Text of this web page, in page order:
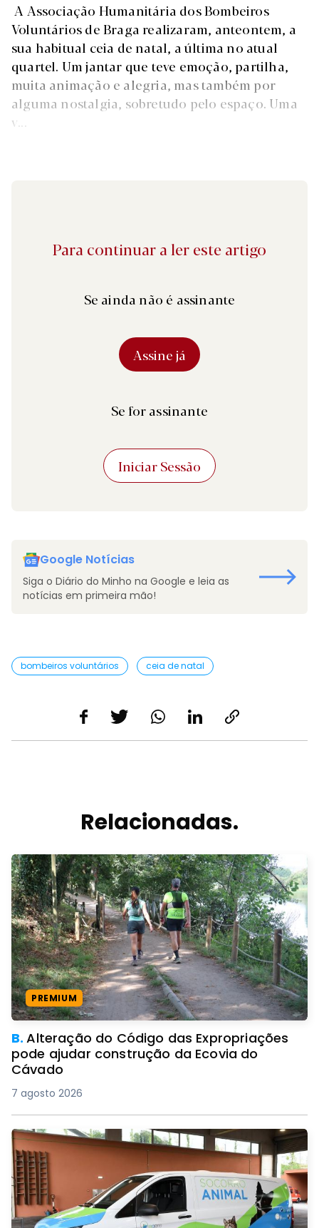
A Associação Humanitária dos Bombeiros
Voluntários de Braga realizaram, anteontem, a
sua habitual ceia de natal, a última no atual
quartel. Um jantar que teve emoção, partilha,
muita animação e alegria, mas também por
alguma nostalgia, sobretudo pelo espaço. Uma
v...
Para continuar a ler este artigo
Se ainda não é assinante
Assine já
Se for assinante
Iniciar Sessão
Google Notícias
Siga o Diário do Minho na Google e leia as
notícias em primeira mão!
bombeiros voluntários ceia de natal
Relacionadas.
PREMIUM
B.Alteração do Código das Expropriações
pode ajudar construção da Ecovia do
Cávado
7 agosto 2026